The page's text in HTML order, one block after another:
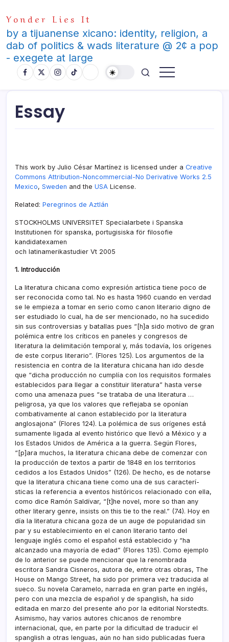
to
content
Yonder Lies It
by a tijuanense xicano: identity, religion, a
dab of politics & wads literature @ 2¢ a pop
- exegete at large
Essay
This work by Julio César Martí­nez is licensed under a Creative
Commons Attribution-Noncommercial-No Derivative Works 2.5
Mexico, Sweden and the USA License.
Related: Peregrinos de Aztlán
STOCKHOLMS UNIVERSITET Specialarbete i Spanska
Institutionen för spanska, portugisiska för filosofie
kandidatexamen
och latinamerikastudier Vt 2005
1. Introducción
La literatura chicana como expresión artí­stica tiene poco de
ser reconocida como tal. No es hasta 1960 cuando en verdad
se le empieza a tomar en serio como canon literario digno de
ser estudiado lo cual, ha de ser mencionado, no ha sucedido
sin sus controversias y batallas pues “[h]a sido motivo de gran
polémica entre los crí­ticos en paneles y congresos de
literatura la delimitación temporal y, más todaví­a, los orí­genes
de este corpus literario”. (Flores 125). Los argumentos de la
resistencia en contra de la literatura chicana han ido desde
que “dicha producción no cumplí­a con los requisitos formales
establecidos para llegar a constituir literatura” hasta verse
como una amenaza pues “se trataba de una literatura …
peligrosa, ya que los valores que reflejaba se oponí­an
combativamente al canon establecido por la literatura
anglosajona” (Flores 124). La polémica de sus orí­genes está
sumamente ligada al evento histórico que llevó a México y a
los Estados Unidos de América a la guerra. Según Flores,
“[p]ara muchos, la literatura chicana debe de comenzar con
la producción de textos a partir de 1848 en los territorios
cedidos a los Estados Unidos” (126). De hecho, es de notarse
que la literatura chicana tiene como una de sus caracterí­
sticas la referencia a eventos históricos relacionado con ella,
como dice Ramón Saldí­var, “[t]he novel, more so than any
other literary genre, insists on this tie to the real.” (74). Hoy en
dí­a la literatura chicana goza de un auge de popularidad sin
par y su establecimiento en el canon literario tanto del
lenguaje inglés como el español está establecido y “ha
alcanzado una mayorí­a de edad” (Flores 135). Como ejemplo
de lo anterior se puede mencionar que la renombrada
escritora Sandra Cisneros, autora de, entre otras obras, The
House on Mango Street, ha sido por primera vez traducida al
sueco. Su novela Caramelo, narrada en gran parte en inglés,
pero con una mezcla de español y de spanglish, ha sido
editada en marzo del presente año por la editorial Norstedts.
Asimismo, hay varios autores chicanos de renombre
internacional, que, en parte por la dificultad de traducir el
spanglish a otras lenguas, aún no han sido publicadas fuera